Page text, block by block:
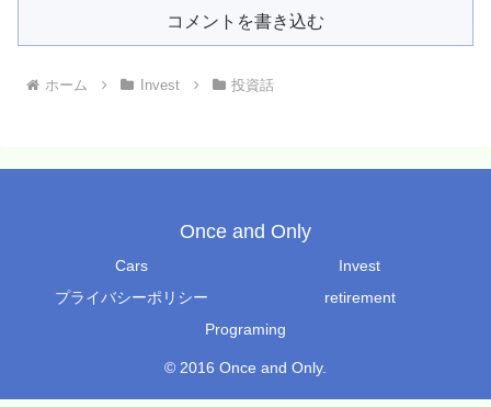
コメントを書き込む
ホーム Invest 投資話
Once and Only
Cars
Invest
プライバシーポリシー
retirement
Programing
© 2016 Once and Only.